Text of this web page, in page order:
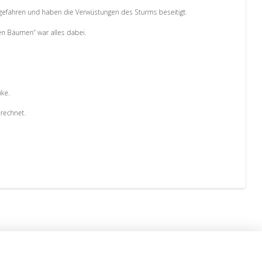
und haben die Verwüstungen des Sturms beseitigt.
Bäumen“ war alles dabei.